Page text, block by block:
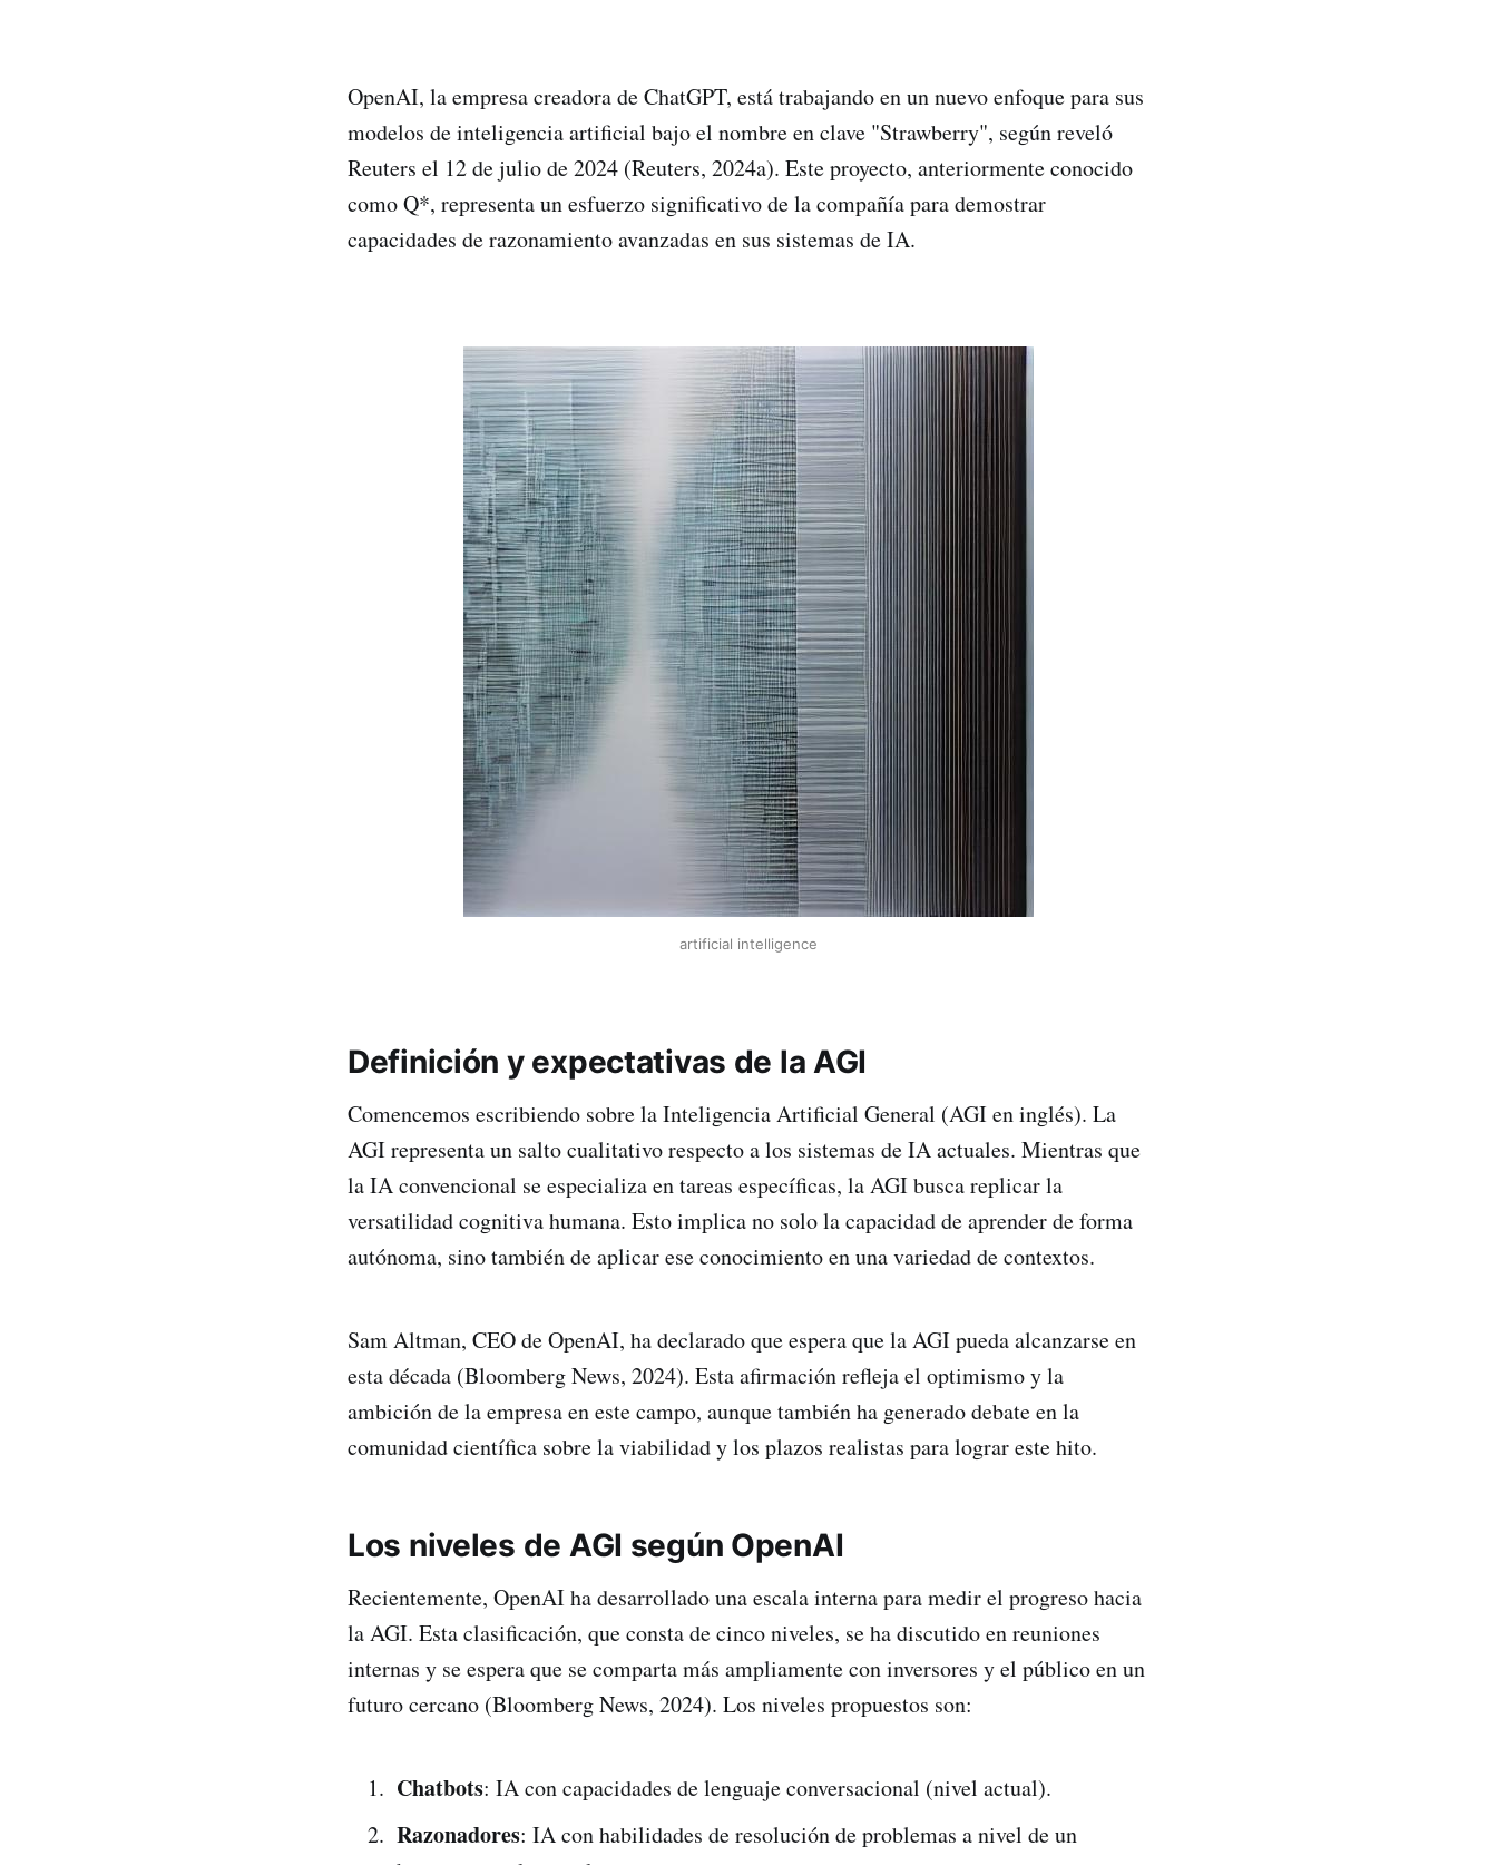
OpenAI, la empresa creadora de ChatGPT, está trabajando en un nuevo enfoque para sus
modelos de inteligencia artificial bajo el nombre en clave "Strawberry", según reveló
Reuters el 12 de julio de 2024 (Reuters, 2024a). Este proyecto, anteriormente conocido
como Q*, representa un esfuerzo significativo de la compañía para demostrar
capacidades de razonamiento avanzadas en sus sistemas de IA.
artificial intelligence
Definición y expectativas de la AGI
Comencemos escribiendo sobre la Inteligencia Artificial General (AGI en inglés). La
AGI representa un salto cualitativo respecto a los sistemas de IA actuales. Mientras que
la IA convencional se especializa en tareas específicas, la AGI busca replicar la
versatilidad cognitiva humana. Esto implica no solo la capacidad de aprender de forma
autónoma, sino también de aplicar ese conocimiento en una variedad de contextos.
Sam Altman, CEO de OpenAI, ha declarado que espera que la AGI pueda alcanzarse en
esta década (Bloomberg News, 2024). Esta afirmación refleja el optimismo y la
ambición de la empresa en este campo, aunque también ha generado debate en la
comunidad científica sobre la viabilidad y los plazos realistas para lograr este hito.
Los niveles de AGI según OpenAI
Recientemente, OpenAI ha desarrollado una escala interna para medir el progreso hacia
la AGI. Esta clasificación, que consta de cinco niveles, se ha discutido en reuniones
internas y se espera que se comparta más ampliamente con inversores y el público en un
futuro cercano (Bloomberg News, 2024). Los niveles propuestos son:
Chatbots: IA con capacidades de lenguaje conversacional (nivel actual).
Razonadores: IA con habilidades de resolución de problemas a nivel de un